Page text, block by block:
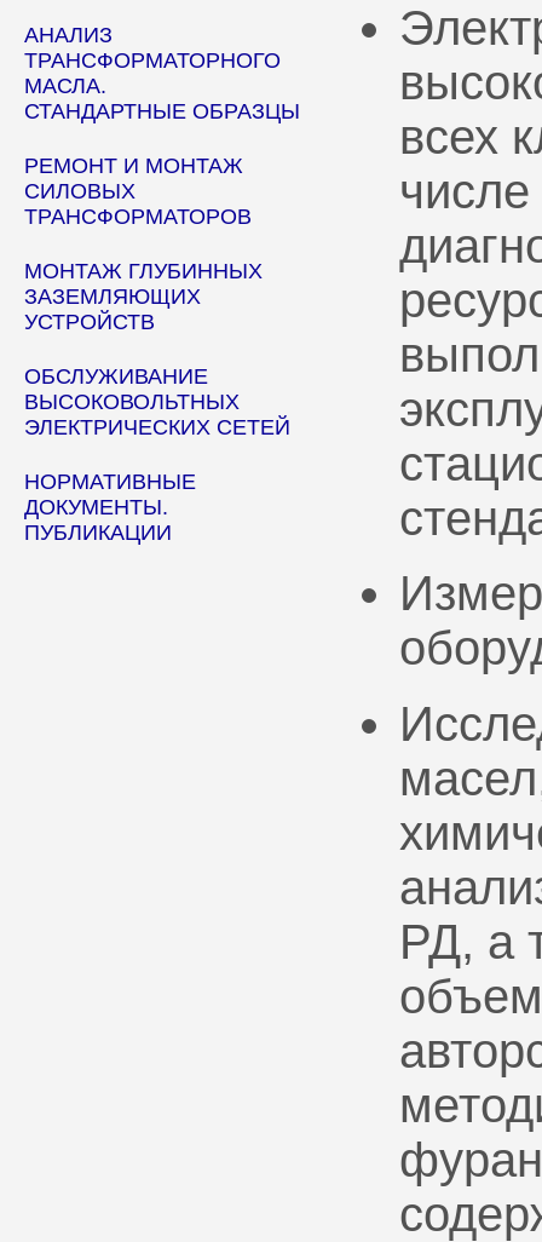
АНАЛИЗ
ТРАНСФОРМАТОРНОГО
МАСЛА.
СТАНДАРТНЫЕ ОБРАЗЦЫ
РЕМОНТ И МОНТАЖ
СИЛОВЫХ
ТРАНСФОРМАТОРОВ
МОНТАЖ ГЛУБИННЫХ
ЗАЗЕМЛЯЮЩИХ
УСТРОЙСТВ
ОБСЛУЖИВАНИЕ
ВЫСОКОВОЛЬТНЫХ
ЭЛЕКТРИЧЕСКИХ СЕТЕЙ
НОРМАТИВНЫЕ
ДОКУМЕНТЫ.
ПУБЛИКАЦИИ
всех
РД, а